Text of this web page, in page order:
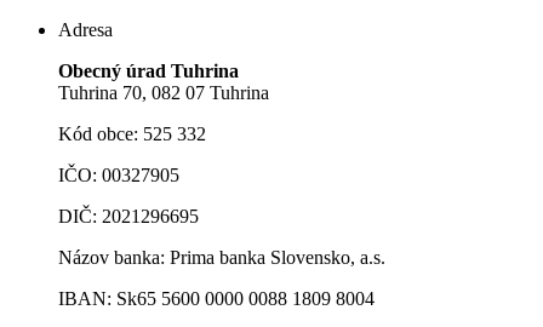
Adresa
Obecný úrad Tuhrina
Tuhrina 70, 082 07 Tuhrina
Kód obce: 525 332
IČO: 00327905
DIČ: 2021296695
Názov banka: Prima banka Slovensko, a.s.
IBAN: Sk65 5600 0000 0088 1809 8004